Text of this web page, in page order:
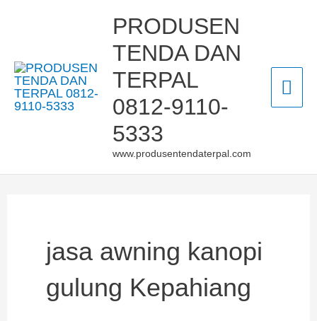
PRODUSEN
TENDA DAN
TERPAL
0812-9110-
5333
www.produsentendaterpal.com
jasa awning kanopi
gulung Kepahiang